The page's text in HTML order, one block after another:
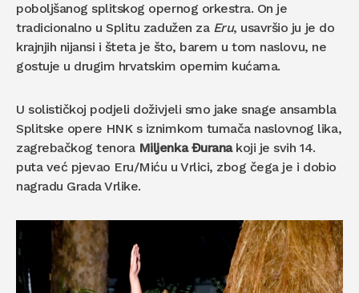
poboljšanog splitskog opernog orkestra. On je
tradicionalno u Splitu zadužen za Eru, usavršio ju je do
krajnjih nijansi i šteta je što, barem u tom naslovu, ne
gostuje u drugim hrvatskim opernim kućama.
U solističkoj podjeli doživjeli smo jake snage ansambla
Splitske opere HNK s iznimkom tumača naslovnog lika,
zagrebačkog tenora Miljenka Đuranakoji je svih 14.
puta već pjevao Eru/Miću u Vrlici, zbog čega je i dobio
nagradu Grada Vrlike.